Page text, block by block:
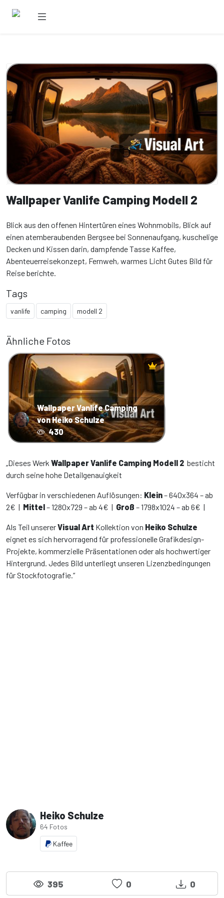
Wallpaper Vanlife Camping Modell 2
Blick aus den offenen Hintertüren eines Wohnmobils, Blick auf
einen atemberaubenden Bergsee bei Sonnenaufgang, kuschelige
Decken und Kissen darin, dampfende Tasse Kaffee,
Abenteuerreisekonzept, Fernweh, warmes Licht Gutes Bild für
Reise berichte.
Tags
vanlife camping modell 2
Ähnliche Fotos
Wallpaper Vanlife Camping
von Heiko Schulze
430
„Dieses Werk Wallpaper Vanlife Camping Modell 2 besticht
durch seine hohe Detailgenauigkeit
Verfügbar in verschiedenen Auflösungen: Klein– 640x364 – ab
2€ | Mittel– 1280x729 – ab 4€ | Groß – 1798x1024 – ab 6€ |
Als Teil unsererVisual Art Kollektion von Heiko Schulze
eignet es sich hervorragend für professionelle Grafikdesign-
Projekte, kommerzielle Präsentationen oder als hochwertiger
Hintergrund. Jedes Bild unterliegt unseren Lizenzbedingungen
für Stockfotografie.“
Heiko Schulze
64 Fotos
Kaffee
395 0 0